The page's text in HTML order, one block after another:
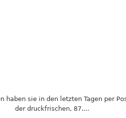
haben sie in den letzten Tagen per
der druckfrischen, 87....